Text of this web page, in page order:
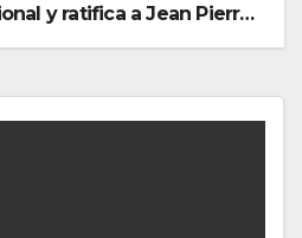
y ratifica a Jean Pierre
una nueva gestión